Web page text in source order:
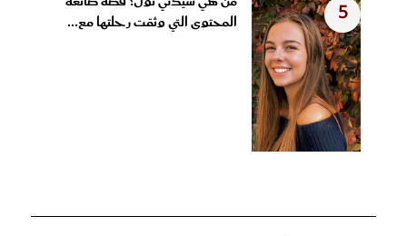
5
المحتوى التي وثقت رحلتها مع...